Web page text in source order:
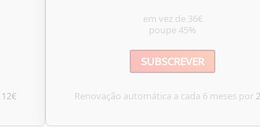
12€
em vez de 36€
poupe45%
SUBSCREVER
Renovação automática a cada 6 meses por